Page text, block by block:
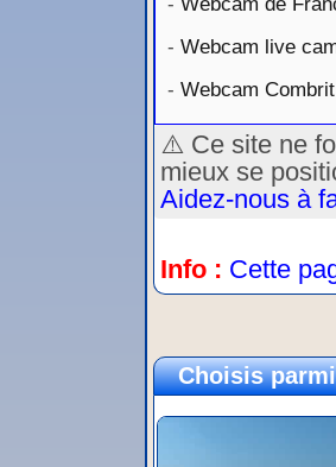
- Webcam live
- Webcam
⚠️ Ce site ne
mieux se
Aidez-nous à
Info : Cette
Choisis